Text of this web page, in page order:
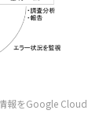
報をGoogle Cloud